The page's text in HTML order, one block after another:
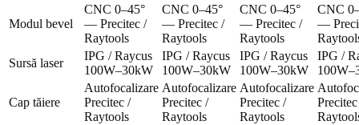
Modul bevel
CNC 0–45°
— Precitec /
Raytools
CNC 0–45°
— Precitec /
Raytools
CNC 0–45°
— Precitec /
Raytools
CNC
—
Sursă laser
IPG / Raycus
100W–30kW
IPG / Raycus
100W–30kW
IPG / Raycus
100W–30kW
IPG /
Cap tăiere
Autofocalizare
Precitec /
Raytools
Autofocalizare
Precitec /
Raytools
Autofocalizare
Precitec /
Raytools